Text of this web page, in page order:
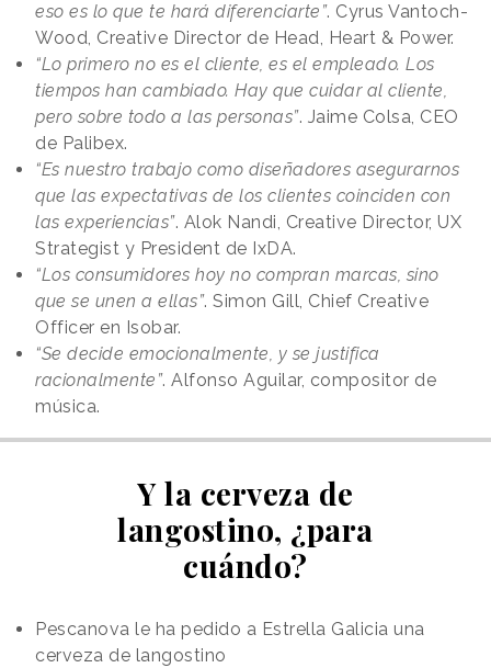
eso es lo que te hará diferenciarte”. Cyrus Vantoch-
Wood, Creative Director de Head, Heart & Power.
“Lo primero no es el cliente, es el empleado. Los
tiempos han cambiado. Hay que cuidar al cliente,
pero sobre todo a las personas”. Jaime Colsa, CEO
de Palibex.
“Es nuestro trabajo como diseñadores asegurarnos
que las expectativas de los clientes coinciden con
las experiencias”. Alok Nandi, Creative Director, UX
Strategist y President de IxDA.
“Los consumidores hoy no compran marcas, sino
que se unen a ellas”. Simon Gill, Chief Creative
Officer en Isobar.
“Se decide emocionalmente, y se justifica
racionalmente”. Alfonso Aguilar, compositor de
música.
Y la cerveza de
langostino, ¿para
cuándo?
Pescanova le ha pedido a Estrella Galicia una
cerveza de langostino